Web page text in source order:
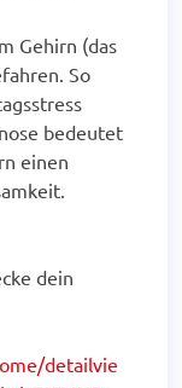
Gehirn (das
So
bedeutet
einen
dein
detailvie